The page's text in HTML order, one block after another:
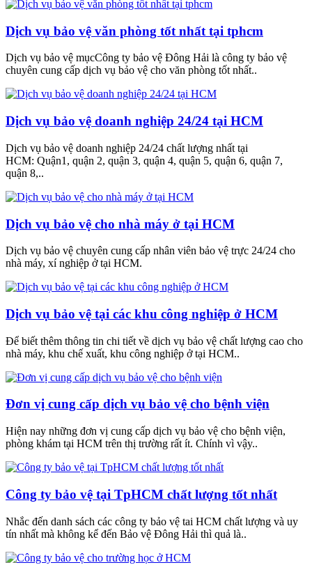
Dịch vụ bảo vệ văn phòng tốt nhất tại tphcm
Dịch vụ bảo vệ mụcCông ty bảo vệ Đông Hải là công ty bảo vệ
chuyên cung cấp dịch vụ bảo vệ cho văn phòng tốt nhất..
Dịch vụ bảo vệ doanh nghiệp 24/24 tại HCM
Dịch vụ bảo vệ doanh nghiệp 24/24 chất lượng nhất tại
HCM: Quận1, quận 2, quận 3, quận 4, quận 5, quận 6, quận 7,
quận 8,..
Dịch vụ bảo vệ cho nhà máy ở tại HCM
Dịch vụ bảo vệ chuyên cung cấp nhân viên bảo vệ trực 24/24 cho
nhà máy, xí nghiệp ở tại HCM.
Dịch vụ bảo vệ tại các khu công nghiệp ở HCM
Để biết thêm thông tin chi tiết về dịch vụ bảo vệ chất lượng cao cho
nhà máy, khu chế xuất, khu công nghiệp ở tại HCM..
Đơn vị cung cấp dịch vụ bảo vệ cho bệnh viện
Hiện nay những đơn vị cung cấp dịch vụ bảo vệ cho bệnh viện,
phòng khám tại HCM trên thị trường rất ít. Chính vì vậy..
Công ty bảo vệ tại TpHCM chất lượng tốt nhất
Nhắc đến danh sách các công ty bảo vệ tai HCM chất lượng và uy
tín nhất mà không kể đến Bảo vệ Đông Hải thì quả là..